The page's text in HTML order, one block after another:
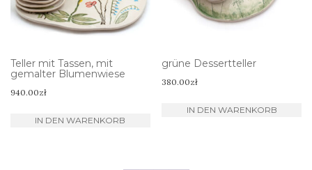
Teller mit Tassen, mit
gemalter Blumenwiese
940.00zł
IN DEN WARENKORB
grüne Dessertteller
380.00zł
IN DEN WARENKORB